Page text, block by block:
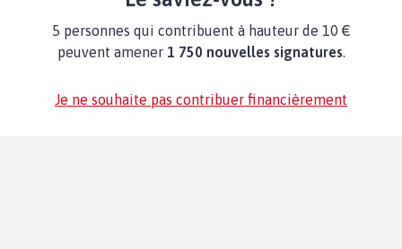
5 personnes qui contribuent à hauteur de 10 €
peuvent amener 1 750 nouvelles signatures.
Je ne souhaite pas contribuer financièrement